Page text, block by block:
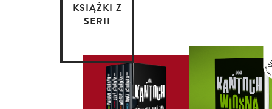
KSIĄŻKI Z
SERII